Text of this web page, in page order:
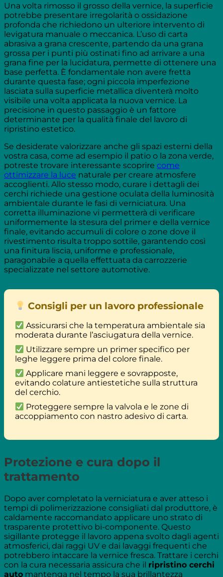
Una volta rimosso il grosso della vernice, la superficie
potrebbe presentare irregolarità o ossidazione
profonda che richiedono un ulteriore intervento di
levigatura manuale o meccanica. L’uso di carta
abrasiva a grana crescente, partendo da una grana
grossa per i punti più ostinati fino ad arrivare a una
grana fine per la lucidatura, permette di ottenere una
base perfetta. È fondamentale non avere fretta
durante questa fase; ogni piccola imperfezione
lasciata sulla superficie metallica diventerà molto
visibile una volta applicata la nuova vernice. La
precisione in questo passaggio è un fattore
determinante per la qualità finale del lavoro di
ripristino estetico.
Se desiderate valorizzare anche gli spazi esterni della
vostra casa, come ad esempio il patio o la zona verde,
potreste trovare interessante scoprire come
ottimizzare la luce naturale per creare atmosfere
accoglienti. Allo stesso modo, curare i dettagli dei
cerchi richiede una gestione oculata della luminosità
ambientale durante le fasi di verniciatura. Una
corretta illuminazione vi permetterà di verificare
uniformemente la stesura del primer e della vernice
finale, evitando accumuli di colore o zone dove il
rivestimento risulta troppo sottile, garantendo così
una finitura liscia, uniforme e professionale,
paragonabile a quella effettuata da carrozzerie
specializzate nel settore automotive.
Consigli per un lavoro professionale
Assicurarsi che la temperatura ambientale sia
moderata durante l’asciugatura della vernice.
Utilizzare sempre un primer specifico per
leghe leggere prima del colore finale.
Applicare mani leggere e sovrapposte,
evitando colature antiestetiche sulla struttura
del cerchio.
Proteggere sempre la valvola e le zone di
accoppiamento con nastro adesivo di carta.
Protezione e cura dopo il
trattamento
Dopo aver completato la verniciatura e aver atteso i
tempi di polimerizzazione consigliati dal produttore, è
caldamente raccomandato applicare uno strato di
trasparente protettivo bi-componente. Questo
sigillante protegge il lavoro appena svolto dagli agenti
atmosferici, dai raggi UV e dai lavaggi frequenti che
potrebbero intaccare la vernice fresca. Trattare i cerchi
con la cura necessaria assicura che il ripristino cerchi
auto mantenga nel tempo la sua brillantezza